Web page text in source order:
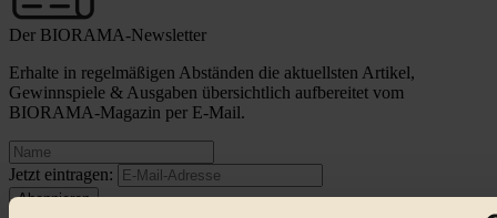
Der BIORAMA-Newsletter
Erhalte in regelmäßigen Abständen die aktuellsten Artikel,
Gewinnspiele & Ausgaben übersichtlich aufbereitet vom
BIORAMA-Magazin per E-Mail.
Jetzt eintragen: